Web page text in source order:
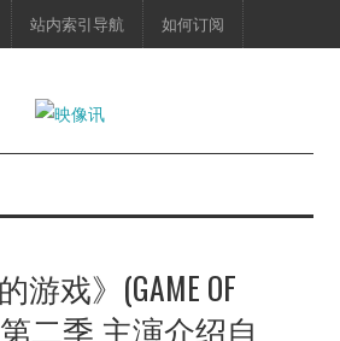
站内索引导航 如何订阅
游戏》(GAME OF
第二季 主演介绍自